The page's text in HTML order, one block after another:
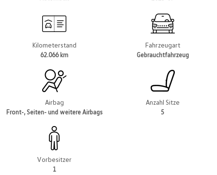
Kilometerstand
62.066 km
Fahrzeugart
Gebrauchtfahrzeug
Airbag
Front-, Seiten- und weitere Airbags
Anzahl Sitze
5
Vorbesitzer
1